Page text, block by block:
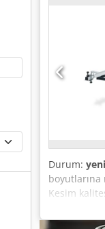
motor: 5,5
Durum: yeni
Kesim
makaralı
yüksekliği